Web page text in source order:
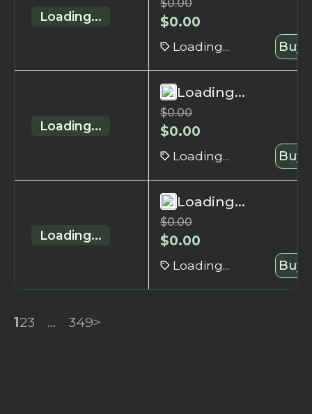
Loading...
$0.00
$0.00
Loading... Buy
Loading...
Loading...
$0.00
$0.00
Loading... Buy
Loading...
Loading...
$0.00
$0.00
Loading... Buy
123 ... 349>